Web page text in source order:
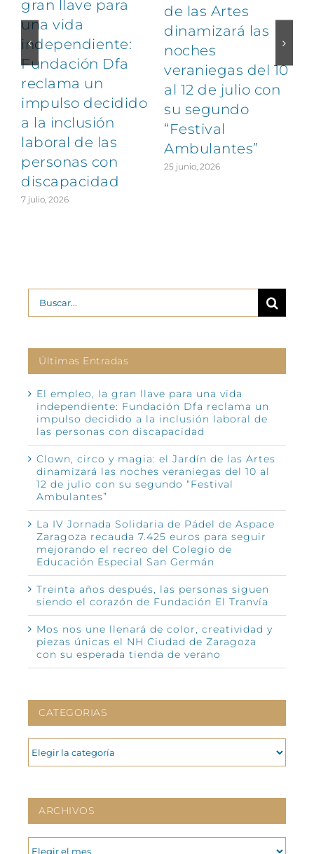
gran llave para
una vida
independiente:
Fundación Dfa
reclama un
impulso decidido
a la inclusión
laboral de las
personas con
discapacidad
7 julio, 2026
de las Artes
dinamizará las
noches
veraniegas del 10
al 12 de julio con
su segundo
“Festival
Ambulantes”
25 junio, 2026
Buscar:
Últimas Entradas
El empleo, la gran llave para una vida
independiente: Fundación Dfa reclama un
impulso decidido a la inclusión laboral de
las personas con discapacidad
Clown, circo y magia: el Jardín de las Artes
dinamizará las noches veraniegas del 10 al
12 de julio con su segundo “Festival
Ambulantes”
La IV Jornada Solidaria de Pádel de Aspace
Zaragoza recauda 7.425 euros para seguir
mejorando el recreo del Colegio de
Educación Especial San Germán
Treinta años después, las personas siguen
siendo el corazón de Fundación El Tranvía
Mos nos une llenará de color, creatividad y
piezas únicas el NH Ciudad de Zaragoza
con su esperada tienda de verano
CATEGORIAS
CATEGORIAS
ARCHIVOS
ARCHIVOS